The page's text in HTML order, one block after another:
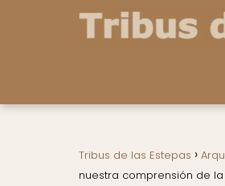
Tribus de las Estepas
nuestra comprensión de